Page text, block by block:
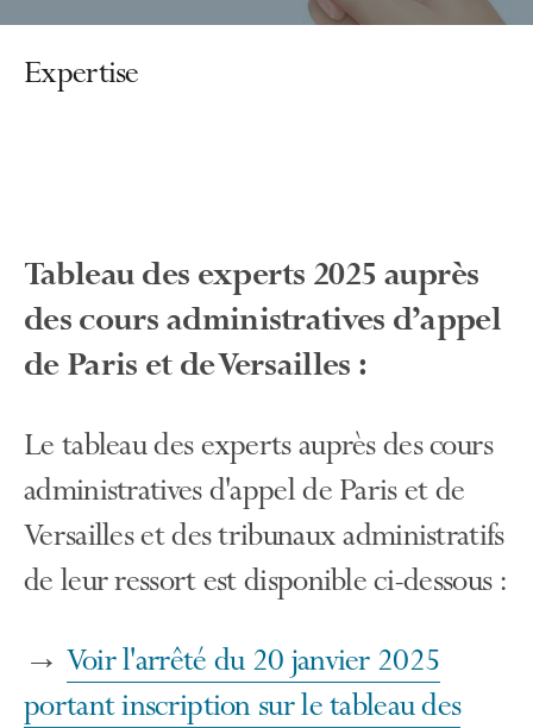
Expertise
Tableau des experts 2025 auprès
des cours administratives d’appel
de Paris et de Versailles :
Le tableau des experts auprès des cours
administratives d'appel de Paris et de
Versailles et des tribunaux administratifs
de leur ressort est disponible ci-dessous :
→ Voir l'arrêté du 20 janvier 2025
portant inscription sur le tableau des